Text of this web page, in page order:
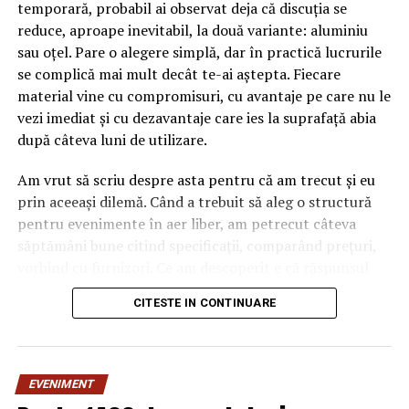
temporară, probabil ai observat deja că discuția se
reduce, aproape inevitabil, la două variante: aluminiu
sau oțel. Pare o alegere simplă, dar în practică lucrurile
se complică mai mult decât te-ai aștepta. Fiecare
material vine cu compromisuri, cu avantaje pe care nu le
vezi imediat și cu dezavantaje care ies la suprafață abia
după câteva luni de utilizare.
Am vrut să scriu despre asta pentru că am trecut și eu
prin aceeași dilemă. Când a trebuit să aleg o structură
pentru evenimente în aer liber, am petrecut câteva
săptămâni bune citind specificații, comparând prețuri,
„corect” depinde mult de context, de cât de des muți
pavilionul și de ce condiții meteo ai de înfruntat.
materialului mai mult decât
CITESTE IN CONTINUARE
EVENIMENT